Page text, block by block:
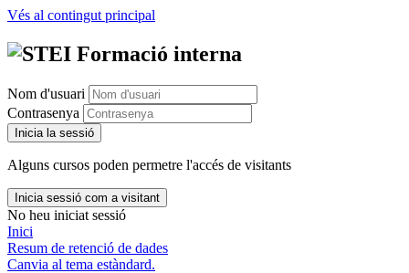
Vés al contingut principal
Nom d'usuari
Contrasenya
Inicia la sessió
Alguns cursos poden permetre l'accés de visitants
Inicia sessió com a visitant
No heu iniciat sessió
Inici
Resum de retenció de dades
Canvia al tema estàndard.